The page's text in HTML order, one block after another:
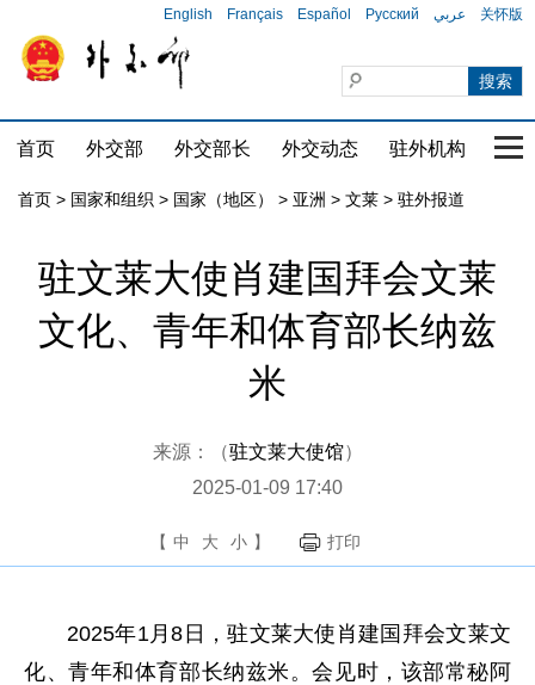
English Français Español Русский عربي 关怀版
首页 外交部 外交部长 外交动态 驻外机构 国
首页 > 国家和组织 > 国家（地区） > 亚洲 > 文莱 > 驻外报道
驻文莱大使肖建国拜会文莱
文化、青年和体育部长纳兹
米
来源：（驻文莱大使馆）
2025-01-09 17:40
【 中 大 小 】 打印
2025年1月8日，驻文莱大使肖建国拜会文莱文
化、青年和体育部长纳兹米。会见时，该部常秘阿